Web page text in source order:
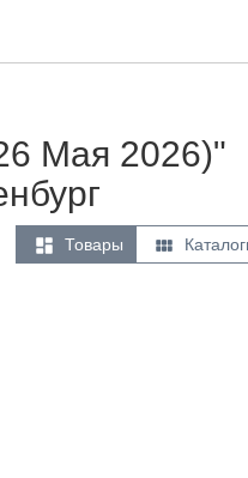
Мая 2026)"
 Товары 